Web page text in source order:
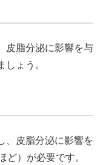
皮脂分泌に影響を与
ょう。
、皮脂分泌に影響を
ど）が必要です。